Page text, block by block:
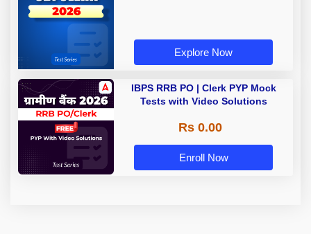
Explore Now
IBPS RRB PO | Clerk PYP Mock
Tests with Video Solutions
Rs 0.00
Enroll Now